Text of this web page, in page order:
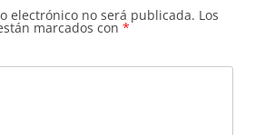
electrónico no será publicada. Los
marcados con *